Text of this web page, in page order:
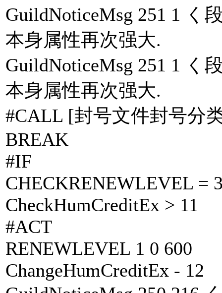
GuildNoticeMsg 251 1 く
本身属性再次强大.
GuildNoticeMsg 251 1 く
本身属性再次强大.
#CALL [封号文件封号分
BREAK
#IF
CHECKRENEWLEVEL =
CheckHumCreditEx > 11
#ACT
RENEWLEVEL 1 0 600
ChangeHumCreditEx - 12